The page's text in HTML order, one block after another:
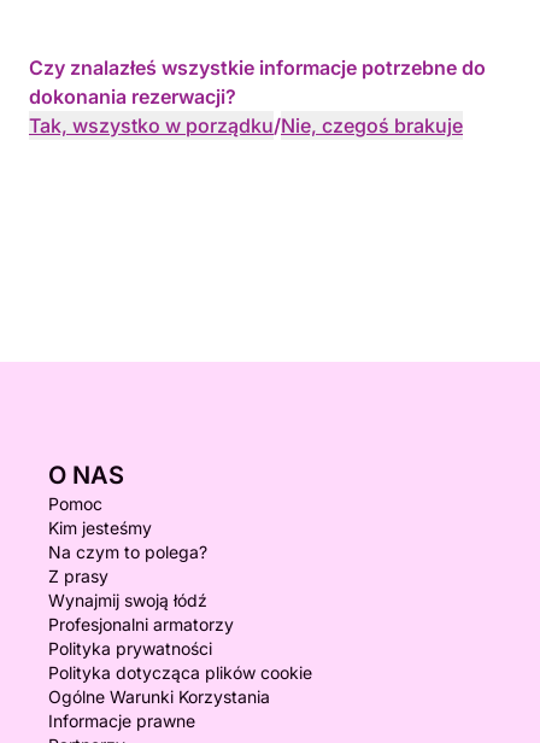
Czy znalazłeś wszystkie informacje potrzebne do
dokonania rezerwacji?
Tak, wszystko w porządku/Nie, czegoś brakuje
O NAS
Pomoc
Kim jesteśmy
Na czym to polega?
Z prasy
Wynajmij swoją łódź
Profesjonalni armatorzy
Polityka prywatności
Polityka dotycząca plików cookie
Ogólne Warunki Korzystania
Informacje prawne